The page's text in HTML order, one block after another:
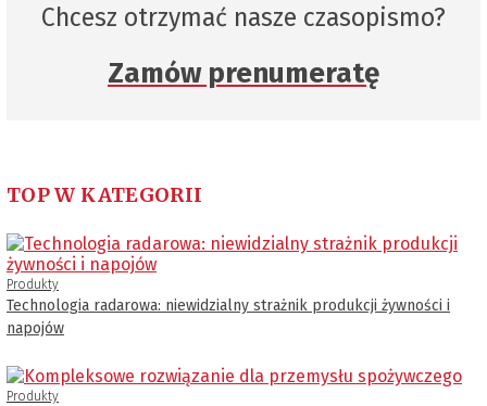
Chcesz otrzymać nasze czasopismo?
Zamów prenumeratę
TOP W KATEGORII
Produkty
Technologia radarowa: niewidzialny strażnik produkcji żywności i
napojów
Produkty